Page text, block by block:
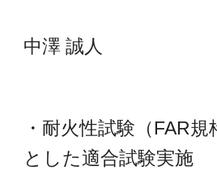
中澤 誠人
・耐火性試験（FAR
とした適合試験実施